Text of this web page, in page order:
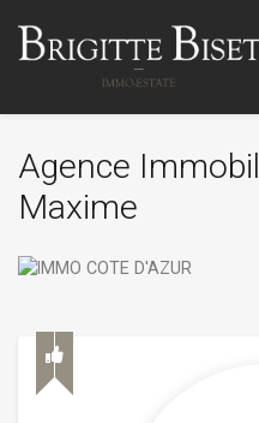
Agence
Maxime